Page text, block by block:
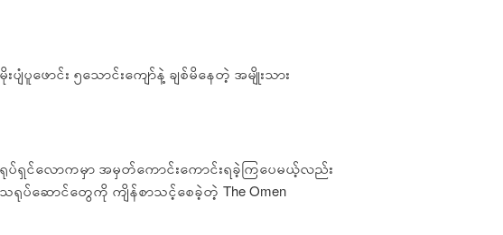
မိုးပျံပူဖောင်း ၅သောင်းကျော်နဲ့ ချစ်မိနေတဲ့ အမျိုးသား
ရုပ်ရှင်လောကမှာ အမှတ်ကောင်းကောင်းရခဲ့ကြပေမယ့်လည်း
သရုပ်ဆောင်တွေကို ကျိန်စာသင့်စေခဲ့တဲ့ The Omen